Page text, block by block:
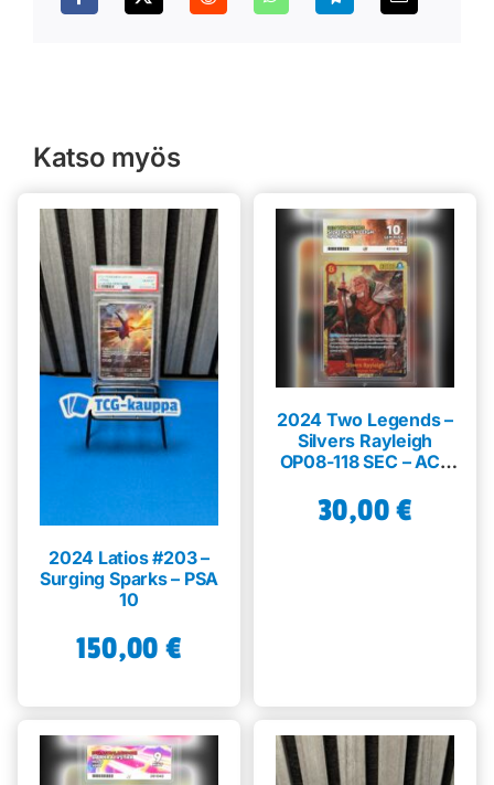
Katso myös
2024 Latios #203 –
Surging Sparks – PSA
10
150,00 €
2024 Two Legends –
Silvers Rayleigh
OP08-118 SEC – ACE
30,00€